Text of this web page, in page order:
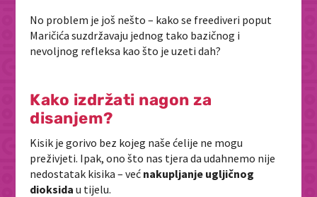
No problem je još nešto – kako se freediveri poput
Maričića suzdržavaju jednog tako bazičnog i
nevoljnog refleksa kao što je uzeti dah?
Kako izdržati nagon za
disanjem?
Kisik je gorivo bez kojeg naše ćelije ne mogu
preživjeti. Ipak, ono što nas tjera da udahnemo nije
nedostatak kisika – već nakupljanje ugljičnog
dioksida u tijelu.